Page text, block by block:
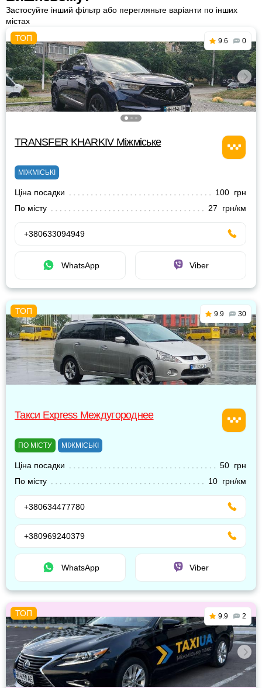
Застосуйте інший фільтр або перегляньте варіанти по інших
містах
9.6 0
TRANSFER KHARKIV Міжміське
МІЖМІСЬКІ
Ціна посадки
100 грн
По місту
27 грн/км
+380633094949
WhatsApp Viber
9.9 30
Такси Express Междугороднее
ПО МІСТУ МІЖМІСЬКІ
Ціна посадки
50 грн
По місту
10 грн/км
+380634477780
+380969240379
WhatsApp Viber
9.9 2